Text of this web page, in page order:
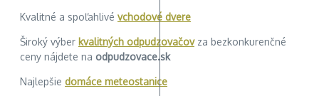
Kvalitné a spoľahlivé vchodové dvere
Široký výber kvalitných odpudzovačovza bezkonkurenčné
ceny nájdete na odpudzovace.sk
Najlepšie domáce meteostanice